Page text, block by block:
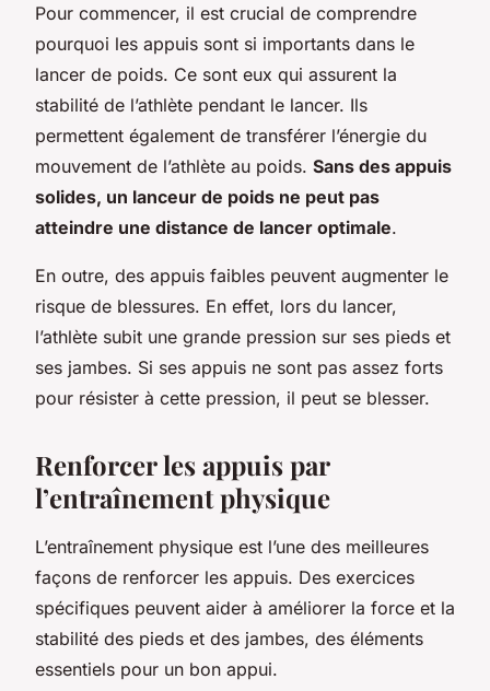
Pour commencer, il est crucial de comprendre
pourquoi les appuis sont si importants dans le
lancer de poids. Ce sont eux qui assurent la
stabilité de l’athlète pendant le lancer. Ils
permettent également de transférer l’énergie du
mouvement de l’athlète au poids. Sans des appuis
solides, un lanceur de poids ne peut pas
atteindre une distance de lancer optimale.
En outre, des appuis faibles peuvent augmenter le
risque de blessures. En effet, lors du lancer,
l’athlète subit une grande pression sur ses pieds et
ses jambes. Si ses appuis ne sont pas assez forts
pour résister à cette pression, il peut se blesser.
Renforcer les appuis par
l’entraînement physique
L’entraînement physique est l’une des meilleures
façons de renforcer les appuis. Des exercices
spécifiques peuvent aider à améliorer la force et la
stabilité des pieds et des jambes, des éléments
essentiels pour un bon appui.